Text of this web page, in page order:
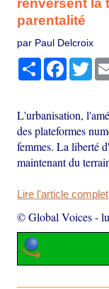
renversent la
parentalité
par Paul Delcroix
Partager
L'urbanisation,
des plateformes
femmes. La liberté
maintenant du
Lire l'article complet
© Global Voices-